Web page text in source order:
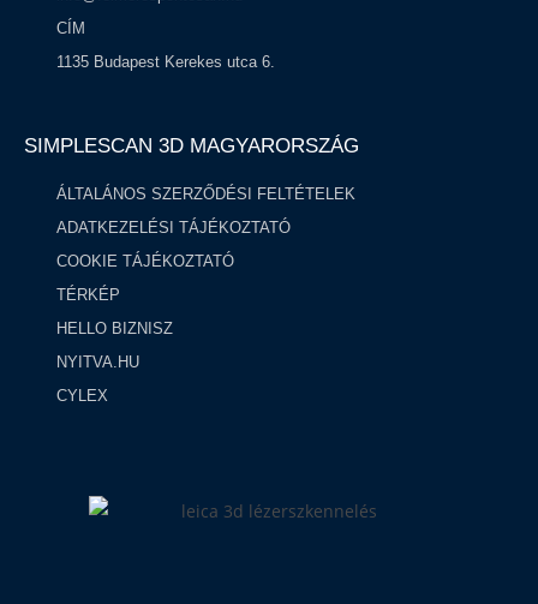
CÍM
1135 Budapest Kerekes utca 6.
SIMPLESCAN 3D MAGYARORSZÁG​
ÁLTALÁNOS SZERZŐDÉSI FELTÉTELEK
ADATKEZELÉSI TÁJÉKOZTATÓ
COOKIE TÁJÉKOZTATÓ
TÉRKÉP
HELLO BIZNISZ
NYITVA.HU
CYLEX